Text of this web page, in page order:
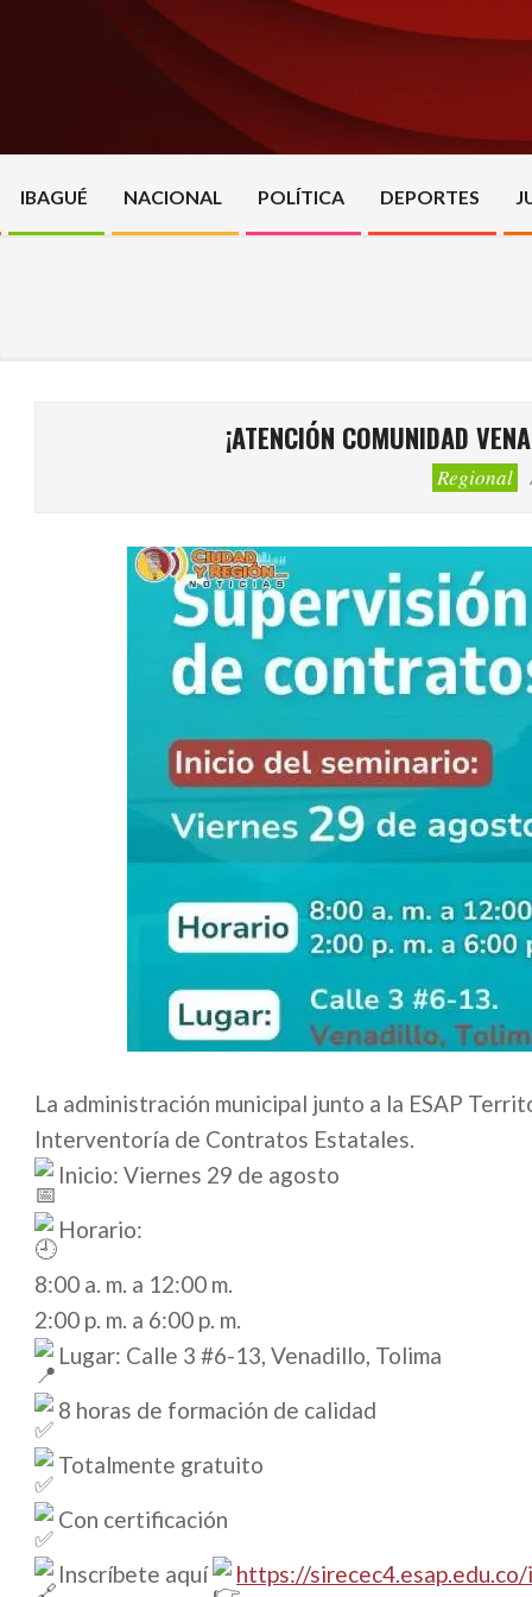
IBAGUÉ NACIONAL POLÍTICA DEPORTES
¡ATENCIÓN COMUNIDAD
Regional
La administración municipal junto a la ESAP
Interventoría de Contratos Estatales.
Inicio: Viernes 29 de agosto
Horario:
8:00 a. m. a 12:00 m.
2:00 p. m. a 6:00 p. m.
Lugar: Calle 3 #6-13, Venadillo, Tolima
8 horas de formación de calidad
Totalmente gratuito
Con certificación
Inscríbete aquí
https://